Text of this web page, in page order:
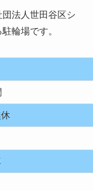
法人世田谷区シ
輪場です。